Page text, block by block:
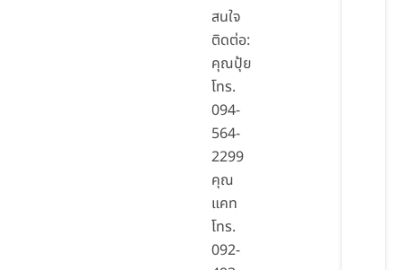
สนใจ
ติดต่อ:
คุณปุ้ย
โทร.
094-
564-
2299
คุณ
แคท
โทร.
092-